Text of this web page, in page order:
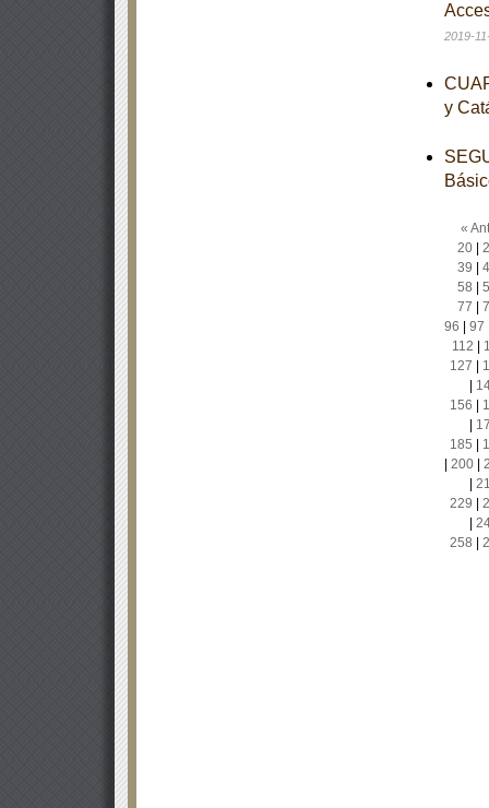
2019-
y
«
20|
39
58
77
96
97
112
127
156
185
200|
229
258